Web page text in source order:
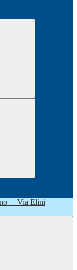
Via Elini